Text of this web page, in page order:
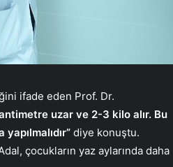
ifade eden Prof. Dr.
uzar ve 2-3 kilo alır. Bu
diye konuştu.
çocukların yaz aylarında daha